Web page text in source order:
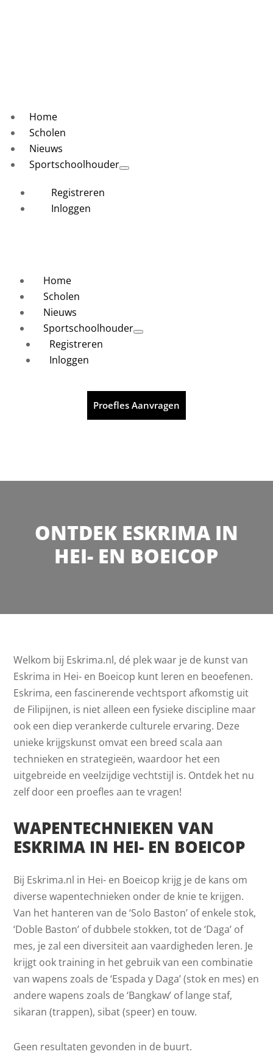
Home
Scholen
Nieuws
Sportschoolhouder
Registreren
Inloggen
Home
Scholen
Nieuws
Sportschoolhouder
Registreren
Inloggen
Proefles Aanvragen
ONTDEK ESKRIMA IN
HEI- EN BOEICOP
Welkom bij Eskrima.nl, dé plek waar je de kunst van
Eskrima in Hei- en Boeicop kunt leren en beoefenen.
Eskrima, een fascinerende vechtsport afkomstig uit
de Filipijnen, is niet alleen een fysieke discipline maar
ook een diep verankerde culturele ervaring. Deze
unieke krijgskunst omvat een breed scala aan
technieken en strategieën, waardoor het een
uitgebreide en veelzijdige vechtstijl is. Ontdek het nu
zelf door een proefles aan te vragen!
WAPENTECHNIEKEN VAN
ESKRIMA IN HEI- EN BOEICOP
Bij Eskrima.nl in Hei- en Boeicop krijg je de kans om
diverse wapentechnieken onder de knie te krijgen.
Van het hanteren van de ‘Solo Baston’ of enkele stok,
‘Doble Baston’ of dubbele stokken, tot de ‘Daga’ of
mes, je zal een diversiteit aan vaardigheden leren. Je
krijgt ook training in het gebruik van een combinatie
van wapens zoals de ‘Espada y Daga’ (stok en mes) en
andere wapens zoals de ‘Bangkaw’ of lange staf,
sikaran (trappen), sibat (speer) en touw.
Geen resultaten gevonden in de buurt.